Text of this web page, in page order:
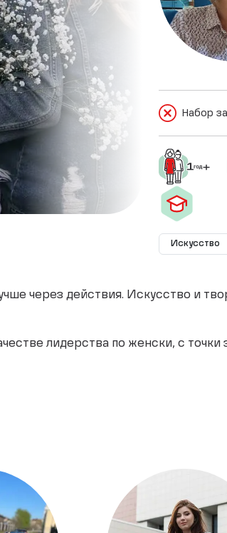
Набор
Искусство
через действия. Искусство и
лидерства по женски, с точки